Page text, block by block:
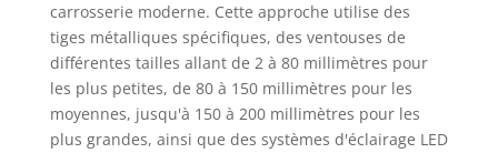
carrosserie moderne. Cette approche utilise des
tiges métalliques spécifiques, des ventouses de
différentes tailles allant de 2 à 80 millimètres pour
les plus petites, de 80 à 150 millimètres pour les
moyennes, jusqu'à 150 à 200 millimètres pour les
plus grandes, ainsi que des systèmes d'éclairage LED